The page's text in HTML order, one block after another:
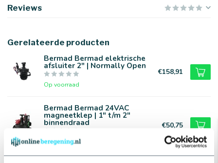
Reviews
Gerelateerde producten
Bermad Bermad elektrische
afsluiter 2" | Normally Open
Op voorraad
€158,91
Bermad Bermad 24VAC
magneetklep | 1" t/m 2"
binnendraad
Op voorraad
€50,75